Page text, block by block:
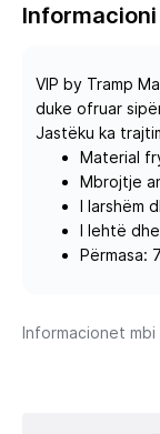
VIP by Tramp
duke ofruar
Jastëku ka
Material
Mbrojtje
I larshëm
I lehtë
Përmasa:
Informacionet